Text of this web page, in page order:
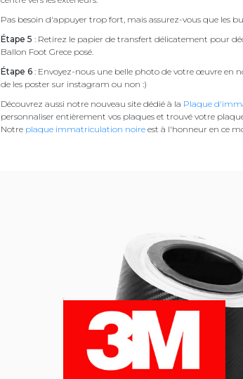
Pas besoin d'appuyer trop fort, mais assurez-vous que les
Étape 5 : Retirez le papier de transfert délicatement pour
Ballon Foot Grece posé.
Étape 6 : Envoyez-nous une belle photo de votre œuvre en
de les poster sur instagram ou non :)
Découvrez aussi notre nouveau site dédié à la Plaque
personnaliser entièrement vos plaques et trouvé votre
Notre plaque immatriculation noire est à l'honneur en ce